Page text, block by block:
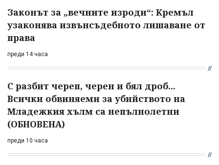
Законът за „вечните изроди“: Кремъл
узаконява извънсъдебното лишаване от
права
преди 14 часа
С разбит череп, черен и бял дроб...
Всички обвиняеми за убийството на
Младежкия хълм са непълнолетни
(ОБНОВЕНА)
преди 10 часа